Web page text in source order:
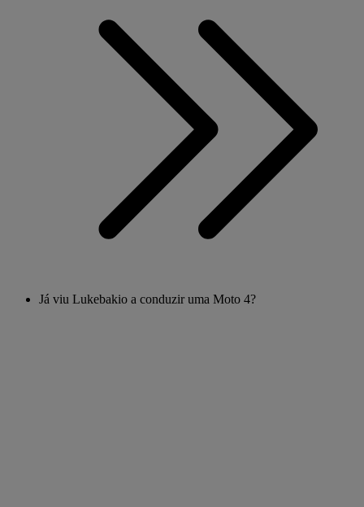
Já viu Lukebakio a conduzir uma Moto 4?